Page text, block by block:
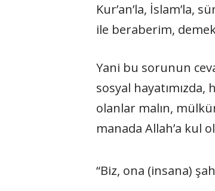
Kur’an’la, İslam’la,
ile beraberim,
Yani bu sorunun
sosyal
olanlar malın,
manada Allah’a kul
“Biz, ona (insana)